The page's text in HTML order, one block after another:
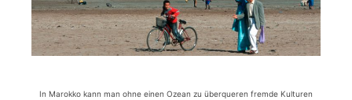
In Marokko kann man ohne einen Ozean zu überqueren fremde Kulturen